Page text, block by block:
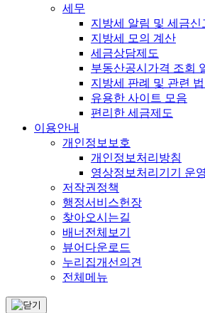
세무
지방세 알림 및 세금신
지방세 모의 계산
세금상담제도
부동산공시가격 조회
지방세 판례 및 관련
유용한 사이트 모음
편리한 세금제도
이용안내
개인정보보호
개인정보처리방침
영상정보처리기기 운
저작권정책
행정서비스헌장
찾아오시는길
배너전체보기
뷰어다운로드
누리집개선의견
전체메뉴